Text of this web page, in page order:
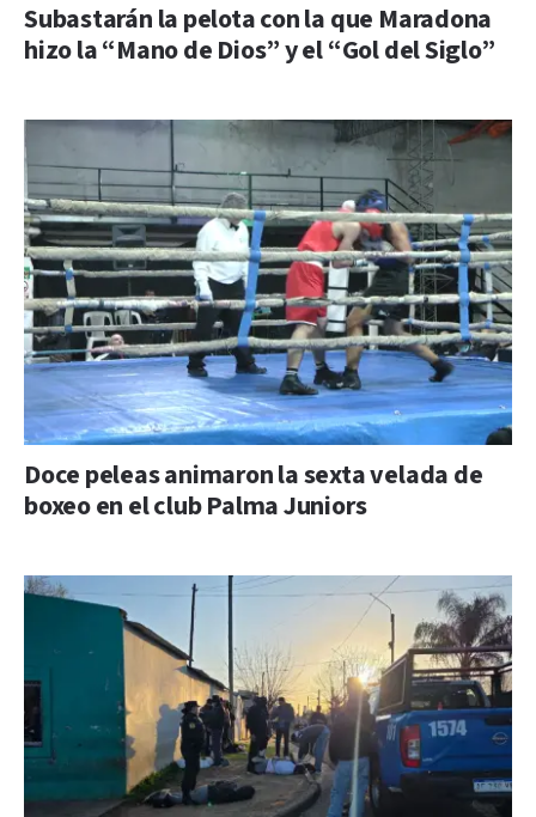
Subastarán la pelota con la que Maradona
hizo la “Mano de Dios” y el “Gol del Siglo”
Doce peleas animaron la sexta velada de
boxeo en el club Palma Juniors